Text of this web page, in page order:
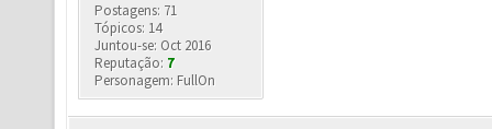
Postagens: 71
Tópicos: 14
Juntou-se: Oct 2016
Reputação: 7
Personagem: FullOn